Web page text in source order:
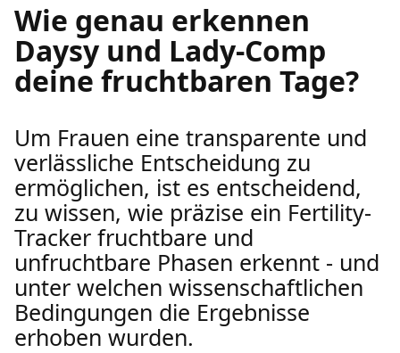
Wie genau erkennen
Daysy und Lady-Comp
deine fruchtbaren Tage?
Um Frauen eine transparente und
verlässliche Entscheidung zu
ermöglichen, ist es entscheidend,
zu wissen, wie präzise ein Fertility-
Tracker fruchtbare und
unfruchtbare Phasen erkennt - und
unter welchen wissenschaftlichen
Bedingungen die Ergebnisse
erhoben wurden.